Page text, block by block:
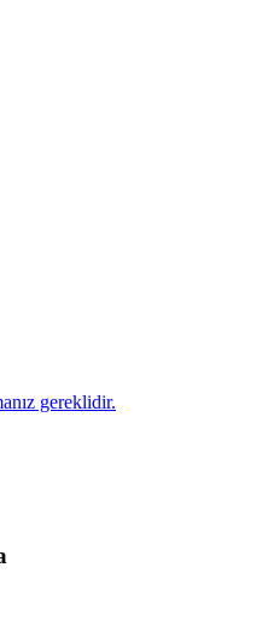
gereklidir.